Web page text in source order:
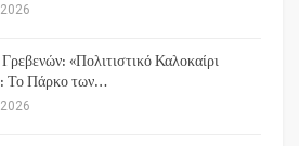
«Πολιτιστικό Καλοκαίρι
Το Πάρκο των…